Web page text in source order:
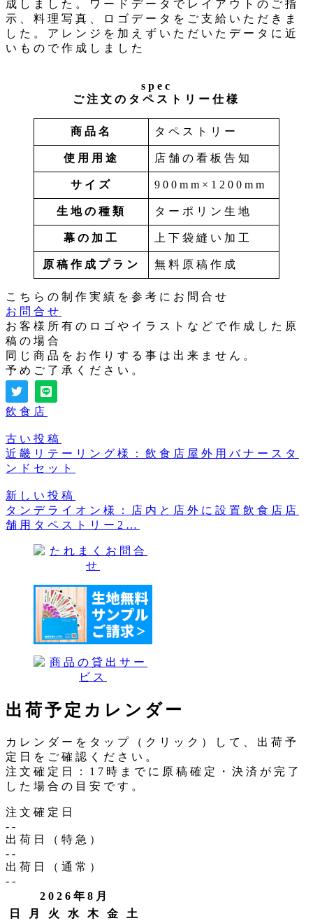
成しました。ワードデータでレイアウトのご指
示、料理写真、ロゴデータをご支給いただきま
した。アレンジを加えずいただいたデータに近
いもので作成しました
spec
ご注文のタペストリー仕様
商品名 タペストリー
使用用途 店舗の看板告知
サイズ 900mm×1200mm
生地の種類 ターポリン生地
幕の加工 上下袋縫い加工
原稿作成プラン 無料原稿作成
こちらの制作実績を参考にお問合せ
お問合せ
お客様所有のロゴやイラストなどで作成した原
稿の場合
同じ商品をお作りする事は出来ません。
予めご了承ください。
飲食店
古い投稿
近畿リテーリング様：飲食店屋外用バナースタ
ンドセット
新しい投稿
タンデライオン様：店内と店外に設置飲食店店
舗用タペストリー2…
出荷予定カレンダー
カレンダーをタップ（クリック）して、出荷予
定日をご確認ください。
注文確定日：17時までに原稿確定・決済が完了
した場合の目安です。
注文確定日
--
出荷日（特急）
--
出荷日（通常）
--
2026年8月
日
月 火 水 木 金
土